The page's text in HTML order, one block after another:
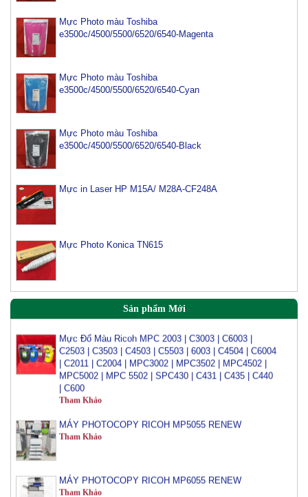
Mực Photo màu Toshiba
e3500c/4500/5500/6520/6540-Magenta
Mực Photo màu Toshiba
e3500c/4500/5500/6520/6540-Cyan
Mực Photo màu Toshiba
e3500c/4500/5500/6520/6540-Black
Mực in Laser HP M15A/ M28A-CF248A
Mực Photo Konica TN615
Sản phẩm Mới
C2503 | C3503 | C4503 | C5503 | 6003 | C4504 | C6004
| C2011 | C2004 | MPC3002 | MPC3502 | MPC4502 |
MPC5002 | MPC 5502 | SPC430 | C431 | C435 | C440
| C600
Tham Khảo
Tham Khảo
Tham Khảo